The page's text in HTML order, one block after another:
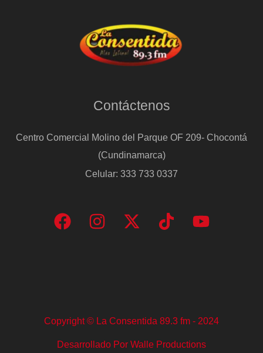
Contáctenos
Centro Comercial Molino del Parque OF 209- Chocontá
(Cundinamarca)
Celular: 333 733 0337
Copyright © La Consentida 89.3 fm - 2024
Desarrollado Por Walle Productions